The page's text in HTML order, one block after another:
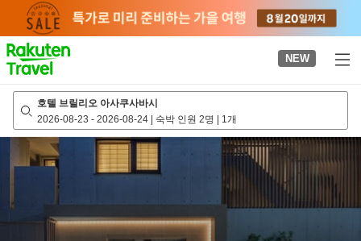
page
NEW
호텔 브릴리오 아사쿠사바시
2026-08-23 - 2026-08-24 | 숙박 인원 2명 | 1개